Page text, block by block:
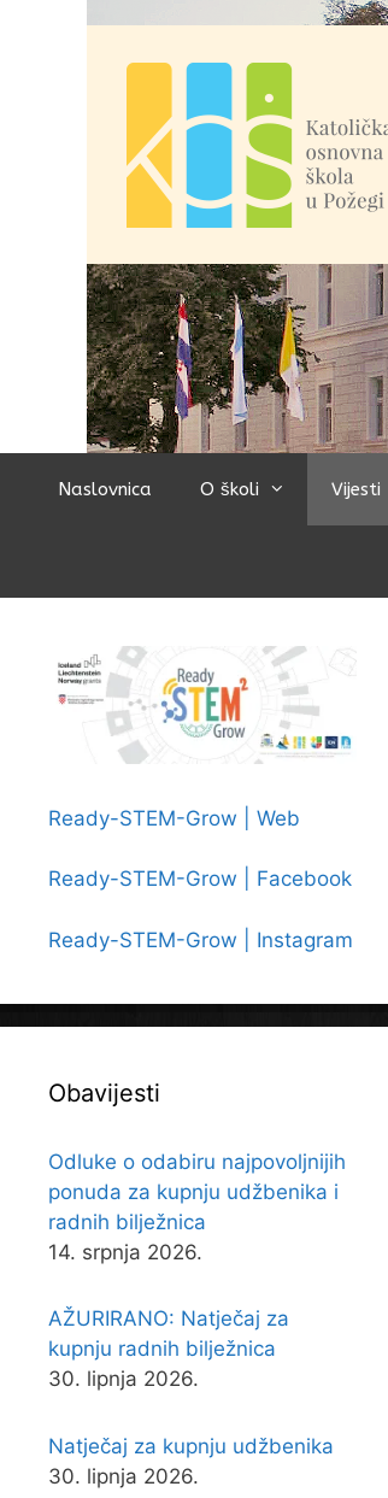
Naslovnica O školi Vijesti
Ready-STEM-Grow | Web
Ready-STEM-Grow | Facebook
Ready-STEM-Grow | Instagram
Obavijesti
Odluke o odabiru najpovoljnijih
ponuda za kupnju udžbenika i
radnih bilježnica
14. srpnja 2026.
AŽURIRANO: Natječaj za
kupnju radnih bilježnica
30. lipnja 2026.
Natječaj za kupnju udžbenika
30. lipnja 2026.